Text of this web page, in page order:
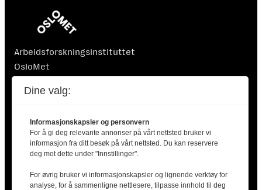
Arbeidsforskningsinstituttet
OsloMet
0130 Oslo
Finansiert av Nordisk Ministerråd. Nordisk Ministerråd
Dine valg:
Informasjonskapsler og personvern
For å gi deg relevante annonser på vårt nettsted bruker vi
informasjon fra ditt besøk på vårt nettsted. Du kan reservere
deg mot dette under "Innstillinger".
For øvrig bruker vi informasjonskapsler og lignende verktøy for
analyse, for å sammenligne nettlesere, tilpasse innhold til deg